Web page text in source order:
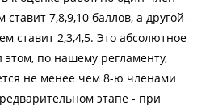
7,8,9,10 баллов, а другой -
ставит 2,3,4,5. Это абсолютное
по нашему регламенту,
не менее чем 8-ю членами
этапе - при